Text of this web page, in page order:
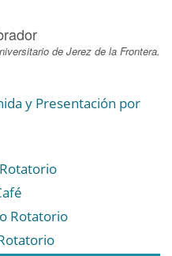
de Jerez de la Frontera.
y Presentación por
Rotatorio